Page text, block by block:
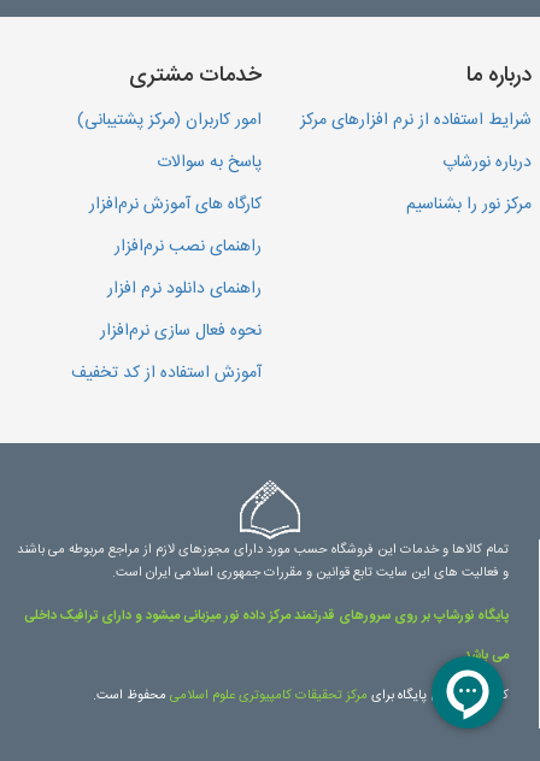
درباره ما
شرایط استفاده از نرم افزارهای مرکز
درباره نورشاپ
مرکز نور را بشناسیم
خدمات مشتری
امور کاربران (مرکز پشتیبانی)
پاسخ به سوالات
کارگاه های آموزش نرم‌افزار
راهنمای نصب نرم‌افزار
راهنمای دانلود نرم افزار
نحوه فعال سازی نرم‌افزار
آموزش استفاده از کد تخفیف
تمام کالاها و خدمات این فروشگاه حسب مورد دارای مجوزهای لازم از مراجع مربوطه می باشند
و فعالیت های این سایت تابع قوانین و مقررات جمهوری اسلامی ایران است.
پایگاه نورشاپ بر روی سرورهای قدرتمند مرکز داده نور میزبانی میشود و دارای ترافیک داخلی
می باشد.
کلیه حقوق این پایگاه برای مرکز تحقیقات کامپیوتری علوم اسلامی محفوظ است.